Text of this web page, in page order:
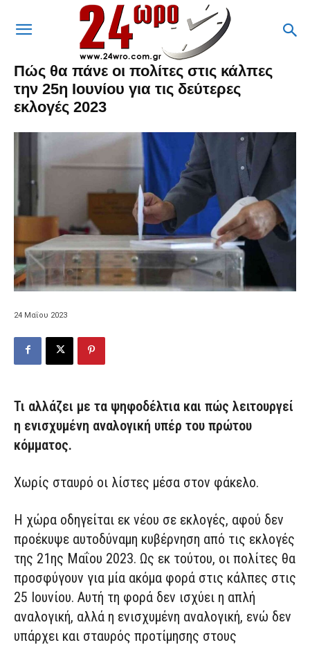
Πώς θα πάνε οι πολίτες στις κάλπες
την 25η Ιουνίου για τις δεύτερες
εκλογές 2023
24 Μαΐου 2023
Τι αλλάζει με τα ψηφοδέλτια και πώς λειτουργεί
η ενισχυμένη αναλογική υπέρ του πρώτου
κόμματος.
Χωρίς σταυρό οι λίστες μέσα στον φάκελο.
Η χώρα οδηγείται εκ νέου σε εκλογές, αφού δεν
προέκυψε αυτοδύναμη κυβέρνηση από τις εκλογές
της 21ης Μαΐου 2023. Ως εκ τούτου, οι πολίτες θα
προσφύγουν για μία ακόμα φορά στις κάλπες στις
25 Ιουνίου. Αυτή τη φορά δεν ισχύει η απλή
αναλογική, αλλά η ενισχυμένη αναλογική, ενώ δεν
υπάρχει και σταυρός προτίμησης στους